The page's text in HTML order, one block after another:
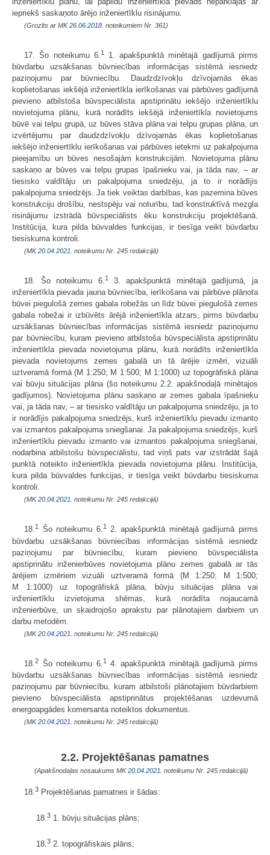
iepriekš saskaņoto ārējo inženiertīklu risinājumu.
(Grozīts ar MK26.06.2018. noteikumiem Nr. 361)
17. Šo noteikumu 6.1
1. apakšpunktā minētajā gadījumā pirms
būvdarbu uzsākšanas būvniecības informācijas sistēmā iesniedz
paziņojumu par būvniecību. Daudzdzīvokļu dzīvojamās ēkas
koplietošanas iekšējā inženiertīkla ierīkošanas vai pārbūves gadījumā
pievieno atbilstoša būvspeciālista apstiprinātu iekšējo inženiertīklu
novietojuma plānu, kurā norādīts iekšējā inženiertīkla novietojums
būvē vai telpu grupā, uz būves stāva plāna vai telpu grupas plāna, un
izvērtējumu par daudzdzīvokļu dzīvojamās ēkas koplietošanas
iekšējo inženiertīklu ierīkošanas vai pārbūves ietekmi uz pakalpojuma
pieejamību un būves nesošajām konstrukcijām. Novietojuma plānu
saskaņo ar būves vai telpu grupas īpašnieku vai, ja tāda nav, – ar
tiesisko valdītāju un pakalpojuma sniedzēju, ja to ir norādījis
pakalpojuma sniedzējs. Ja tiek veiktas darbības, kas pazemina būves
konstrukciju drošību, nestspēju vai noturību, tad konstruktīvā mezgla
risinājumu izstrādā būvspeciālists ēku konstrukciju projektēšanā.
Institūcija, kura pilda būvvaldes funkcijas, ir tiesīga veikt būvdarbu
tiesiskuma kontroli.
(MK20.04.2021. noteikumu Nr. 245 redakcijā)
18. Šo noteikumu 6.1 3. apakšpunktā minētajā gadījumā, ja
inženiertīkla pievada jauna būvniecība, ierīkošana vai pārbūve plānota
būvei piegulošā zemes gabala robežās un līdz būvei piegulošā zemes
gabala robežai ir izbūvēts ārējā inženiertīkla atzars, pirms būvdarbu
uzsākšanas būvniecības informācijas sistēmā iesniedz paziņojumu
par būvniecību, kuram pievieno atbilstoša būvspeciālista apstiprinātu
inženiertīkla pievada novietojuma plānu, kurā norādīts inženiertīkla
pievada novietojums zemes gabalā un tā ārējie izmēri, vizuāli
uztveramā formā (M 1:250; M 1:500; M 1:1000) uz topogrāfiskā plāna
vai būvju situācijas plāna (šo noteikumu 2.2. apakšnodaļā minētajos
gadījumos). Novietojuma plānu saskaņo ar zemes gabala īpašnieku
vai, ja tāda nav, – ar tiesisko valdītāju un pakalpojuma sniedzēju, ja to
ir norādījis pakalpojuma sniedzējs, kurš inženiertīklu pievadu izmanto
vai izmantos pakalpojuma sniegšanai. Ja pakalpojuma sniedzējs, kurš
inženiertīklu pievadu izmanto vai izmantos pakalpojuma sniegšanai,
nodarbina atbilstošu būvspeciālistu, tad viņš pats var izstrādāt šajā
punktā noteikto inženiertīkla pievada novietojuma plānu. Institūcija,
kura pilda būvvaldes funkcijas, ir tiesīga veikt būvdarbu tiesiskuma
kontroli.
(MK20.04.2021. noteikumu Nr. 245 redakcijā)
18.1 Šo noteikumu 6.1 2. apakšpunktā minētajā gadījumā pirms
būvdarbu uzsākšanas būvniecības informācijas sistēmā iesniedz
paziņojumu par būvniecību, kuram pievieno būvspeciālista
apstiprinātu inženierbūves novietojuma plānu zemes gabalā ar tās
ārējiem izmēriem vizuāli uztveramā formā (M 1:250; M 1:500;
M 1:1000) uz topogrāfiskā plāna, būvju situācijas plāna vai
inženiertīklu izvietojuma shēmas, kurā norādīta nojaucamā
inženierbūve, un skaidrojošo aprakstu par plānotajiem darbiem un
darbu metodēm.
(MK20.04.2021. noteikumu Nr. 245 redakcijā)
18. 2 Šo noteikumu 6. 1 4. apakšpunktā minētajā gadījumā pirms
būvdarbu uzsākšanas būvniecības informācijas sistēmā iesniedz
paziņojumu par būvniecību, kuram atbilstoši plānotajiem būvdarbiem
pievieno būvspeciālista apstiprinātus projektēšanas uzdevumā
energoapgādes komersanta noteiktos dokumentus.
(MK20.04.2021. noteikumu Nr. 245 redakcijā)
2.2. Projektēšanas pamatnes
(Apakšnodaļas nosaukums MK20.04.2021. noteikumu Nr. 245 redakcijā)
18. 3 Projektēšanas pamatnes ir šādas:
18.3 1. būvju situācijas plāns;
18.3 2. topogrāfiskais plāns;